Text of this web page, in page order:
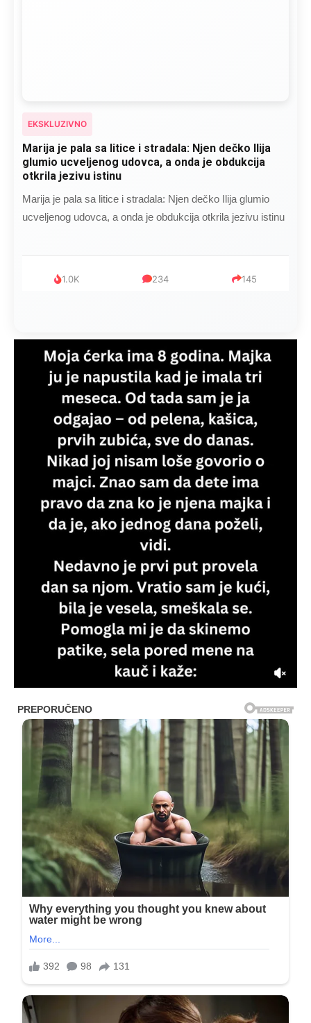
EKSKLUZIVNO
Marija je pala sa litice i stradala: Njen dečko Ilija
glumio ucveljenog udovca, a onda je obdukcija
otkrila jezivu istinu
Marija je pala sa litice i stradala: Njen dečko Ilija glumio
ucveljenog udovca, a onda je obdukcija otkrila jezivu istinu
1.0K 234 145